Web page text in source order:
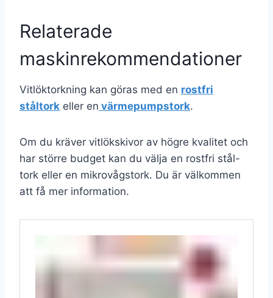
Relaterade
maskinrekommendationer
Vitlöktorkning kan göras med en rostfri
ståltork eller en värmepumpstork.
Om du kräver vitlökskivor av högre kvalitet och
har större budget kan du välja en rostfri stål-
tork eller en mikrovågstork. Du är välkommen
att få mer information.